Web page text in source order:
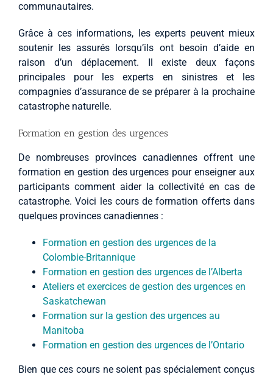
communautaires.
Grâce à ces informations, les experts peuvent mieux
soutenir les assurés lorsqu’ils ont besoin d’aide en
raison d’un déplacement. Il existe deux façons
principales pour les experts en sinistres et les
compagnies d’assurance de se préparer à la prochaine
catastrophe naturelle.
Formation en gestion des urgences
De nombreuses provinces canadiennes offrent une
formation en gestion des urgences pour enseigner aux
participants comment aider la collectivité en cas de
catastrophe. Voici les cours de formation offerts dans
quelques provinces canadiennes :
Formation en gestion des urgences de la
Colombie-Britannique
Formation en gestion des urgences de l’Alberta
Ateliers et exercices de gestion des urgences en
Saskatchewan
Formation sur la gestion des urgences au
Manitoba
Formation en gestion des urgences de l’Ontario
Bien que ces cours ne soient pas spécialement conçus